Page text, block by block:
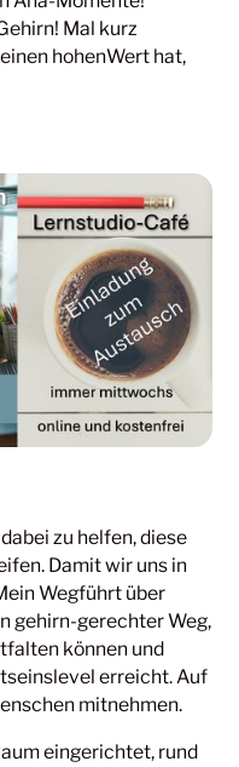
Mal kurz
hohenWert hat,
zu helfen, diese
Damit wir uns in
Wegführt über
gehirn-gerechter Weg,
können und
erreicht. Auf
mitnehmen.
eingerichtet, rund